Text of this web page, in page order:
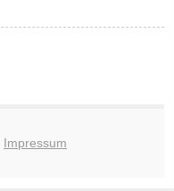
Impressum